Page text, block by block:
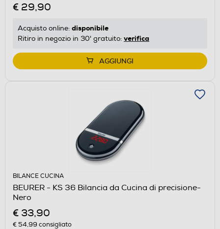
€ 29,90
Acquisto online: disponibile
Ritiro in negozio in 30' gratuito: verifica
AGGIUNGI
BILANCE CUCINA
BEURER - KS 36 Bilancia da Cucina di precisione-
Nero
€ 33,90
€ 54,99 consigliato